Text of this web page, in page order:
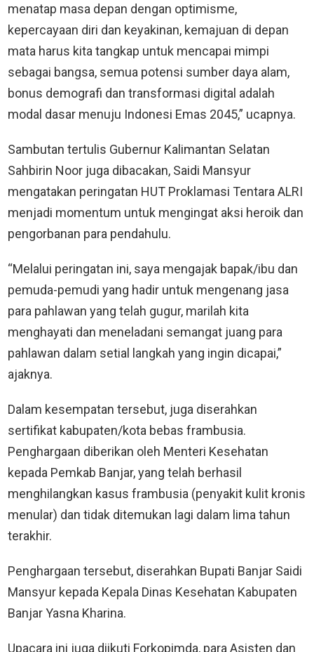
menatap masa depan dengan optimisme,
kepercayaan diri dan keyakinan, kemajuan di depan
mata harus kita tangkap untuk mencapai mimpi
sebagai bangsa, semua potensi sumber daya alam,
bonus demografi dan transformasi digital adalah
modal dasar menuju Indonesi Emas 2045,” ucapnya.
Sambutan tertulis Gubernur Kalimantan Selatan
Sahbirin Noor juga dibacakan, Saidi Mansyur
mengatakan peringatan HUT Proklamasi Tentara ALRI
menjadi momentum untuk mengingat aksi heroik dan
pengorbanan para pendahulu.
“Melalui peringatan ini, saya mengajak bapak/ibu dan
pemuda-pemudi yang hadir untuk mengenang jasa
para pahlawan yang telah gugur, marilah kita
menghayati dan meneladani semangat juang para
pahlawan dalam setial langkah yang ingin dicapai,”
ajaknya.
Dalam kesempatan tersebut, juga diserahkan
sertifikat kabupaten/kota bebas frambusia.
Penghargaan diberikan oleh Menteri Kesehatan
kepada Pemkab Banjar, yang telah berhasil
menghilangkan kasus frambusia (penyakit kulit kronis
menular) dan tidak ditemukan lagi dalam lima tahun
terakhir.
Penghargaan tersebut, diserahkan Bupati Banjar Saidi
Mansyur kepada Kepala Dinas Kesehatan Kabupaten
Banjar Yasna Kharina.
Upacara ini juga diikuti Forkopimda, para Asisten dan